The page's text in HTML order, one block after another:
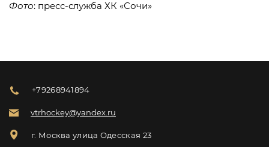
Фото: пресс-служба ХК «Сочи»
+79268941894
vtrhockey@yandex.ru
г. Москва улица Одесская 23